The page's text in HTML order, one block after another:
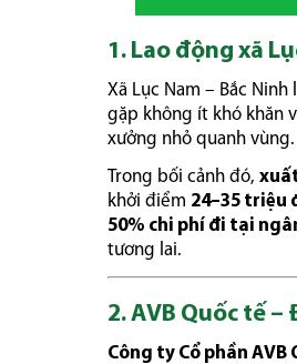
1. Lao động xã
Xã Lục Nam – Bắc
gặp không ít khó khăn
xưởng nhỏ quanh
Trong bối cảnh đó,
khởi điểm 24–35 triệu
50% chi phí đi tại
tương lai.
2. AVB Quốc tế
Công ty Cổ phần AVB